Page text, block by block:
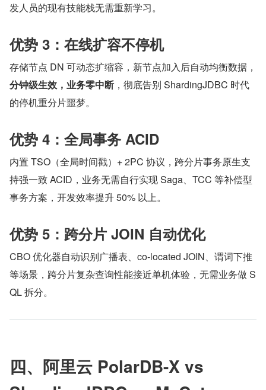
发人员的现有技能栈无需重新学习。
优势 3：在线扩容不停机
存储节点 DN 可动态扩缩容，新节点加入后自动均衡数据，
分钟级生效，业务零中断 ，彻底告别 ShardingJDBC 时代
的停机重分片噩梦。
优势 4：全局事务 ACID
内置 TSO（全局时间戳）+ 2PC 协议，跨分片事务原生支
持强一致 ACID，业务无需自行实现 Saga、TCC 等补偿型
事务方案，开发效率提升 50% 以上。
优势 5：跨分片 JOIN 自动优化
CBO 优化器自动识别广播表、co-located JOIN、谓词下推
等场景，跨分片复杂查询性能接近单机体验，无需业务做 S
QL 拆分。
四、阿里云 PolarDB-X vs